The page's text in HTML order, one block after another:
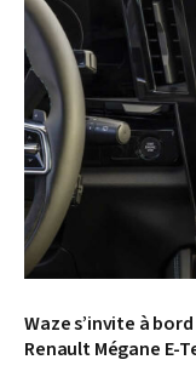
Waze s’invite à
Renault Mégane E-